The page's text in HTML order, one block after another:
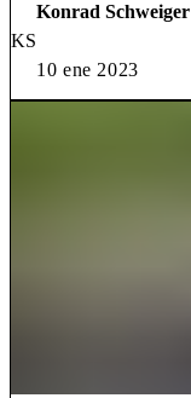
KS
Konrad Schweiger
10 ene 2023